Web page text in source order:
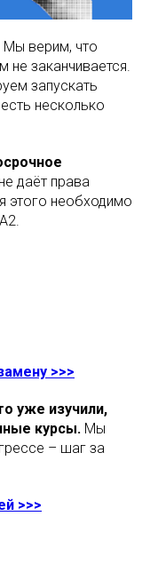
Мы верим, что
не заканчивается.
запускать
несколько
даёт права
этого необходимо
>>>
уже изучили,
курсы. Мы
– шаг за
>>>